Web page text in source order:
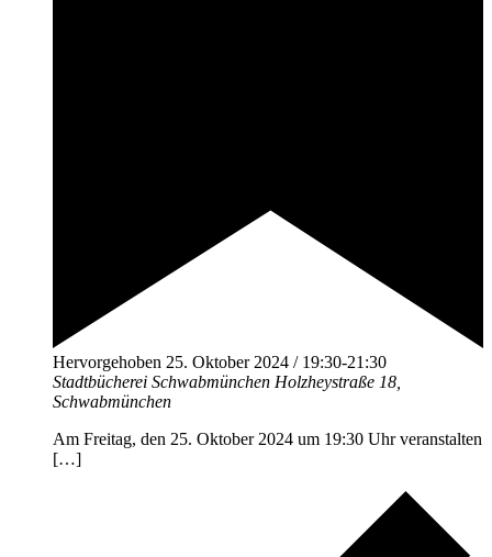
Hervorgehoben 25. Oktober 2024 / 19:30-21:30
Stadtbücherei Schwabmünchen Holzheystraße 18,
Schwabmünchen
Am Freitag, den 25. Oktober 2024 um 19:30 Uhr veranstalten
[…]